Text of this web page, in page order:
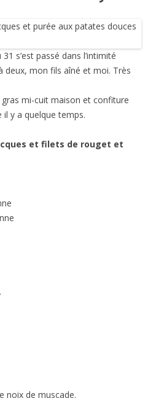
de muscade.
poireaux avec l’échalote
coquilles (1′ de chaque côté),
beurrée on a mis la
et le filet. À part, on a fait
on a versé la crème.
peu. On a salé, poivré et ajouté
cette sauce dans chaque
quinzaine de mn à four chaud